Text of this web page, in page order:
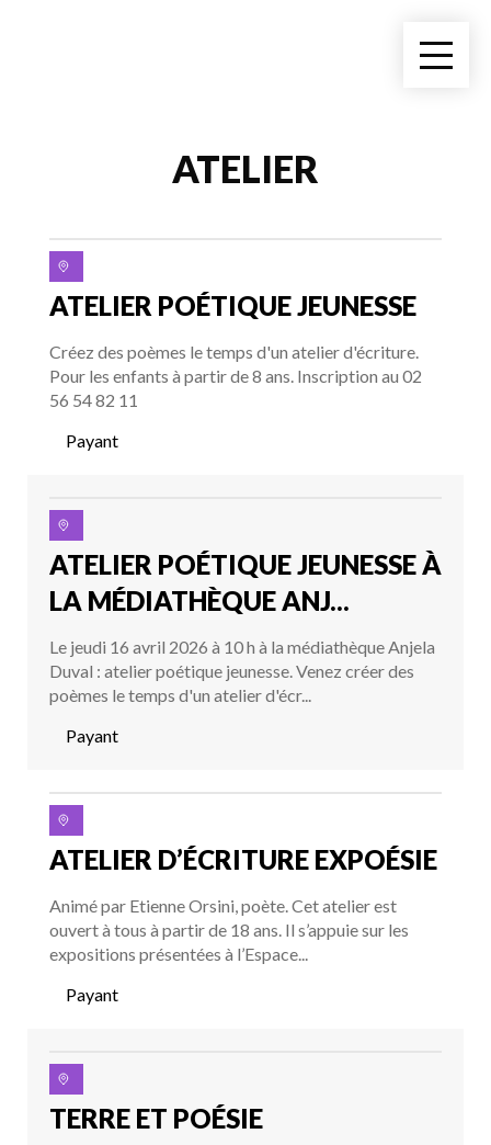
ATELIER
ATELIER POÉTIQUE JEUNESSE
Créez des poèmes le temps d'un atelier d'écriture.
Pour les enfants à partir de 8 ans. Inscription au 02
56 54 82 11
Payant
ATELIER POÉTIQUE JEUNESSE À
LA MÉDIATHÈQUE ANJ...
Le jeudi 16 avril 2026 à 10 h à la médiathèque Anjela
Duval : atelier poétique jeunesse. Venez créer des
poèmes le temps d'un atelier d'écr...
Payant
ATELIER D’ÉCRITURE EXPOÉSIE
Animé par Etienne Orsini, poète. Cet atelier est
ouvert à tous à partir de 18 ans. Il s’appuie sur les
expositions présentées à l’Espace...
Payant
TERRE ET POÉSIE